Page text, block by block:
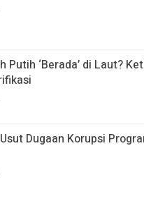
Putih ‘Berada’ di Laut?
Dugaan Korupsi